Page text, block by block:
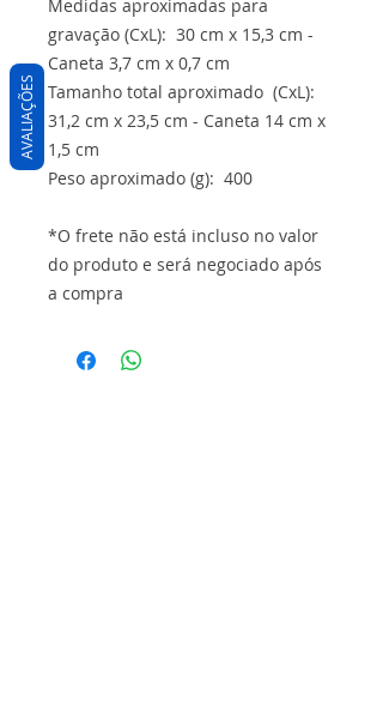
Medidas aproximadas para
gravação (CxL): 30 cm x 15,3 cm -
Caneta 3,7 cm x 0,7 cm
Tamanho total aproximado (CxL):
31,2 cm x 23,5 cm - Caneta 14 cm x
1,5 cm
Peso aproximado (g): 400
*O frete não está incluso no valor
do produto e será negociado após
a compra
AVALIAÇÕES